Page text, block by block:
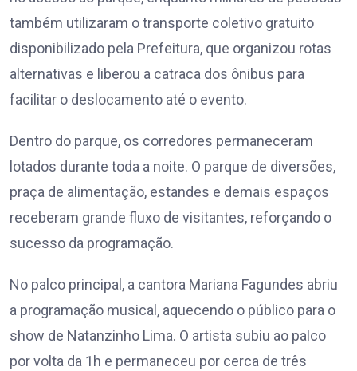
também utilizaram o transporte coletivo gratuito
disponibilizado pela Prefeitura, que organizou rotas
alternativas e liberou a catraca dos ônibus para
facilitar o deslocamento até o evento.
Dentro do parque, os corredores permaneceram
lotados durante toda a noite. O parque de diversões,
praça de alimentação, estandes e demais espaços
receberam grande fluxo de visitantes, reforçando o
sucesso da programação.
No palco principal, a cantora Mariana Fagundes abriu
a programação musical, aquecendo o público para o
show de Natanzinho Lima. O artista subiu ao palco
por volta da 1h e permaneceu por cerca de três